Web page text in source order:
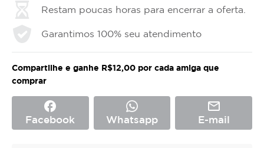
Restam poucas horas para encerrar a oferta.
Garantimos 100% seu atendimento
Compartilhe e ganhe R$12,00 por cada amiga que
comprar
facebook
Facebook Whatsapp
mail_outline
E-mail